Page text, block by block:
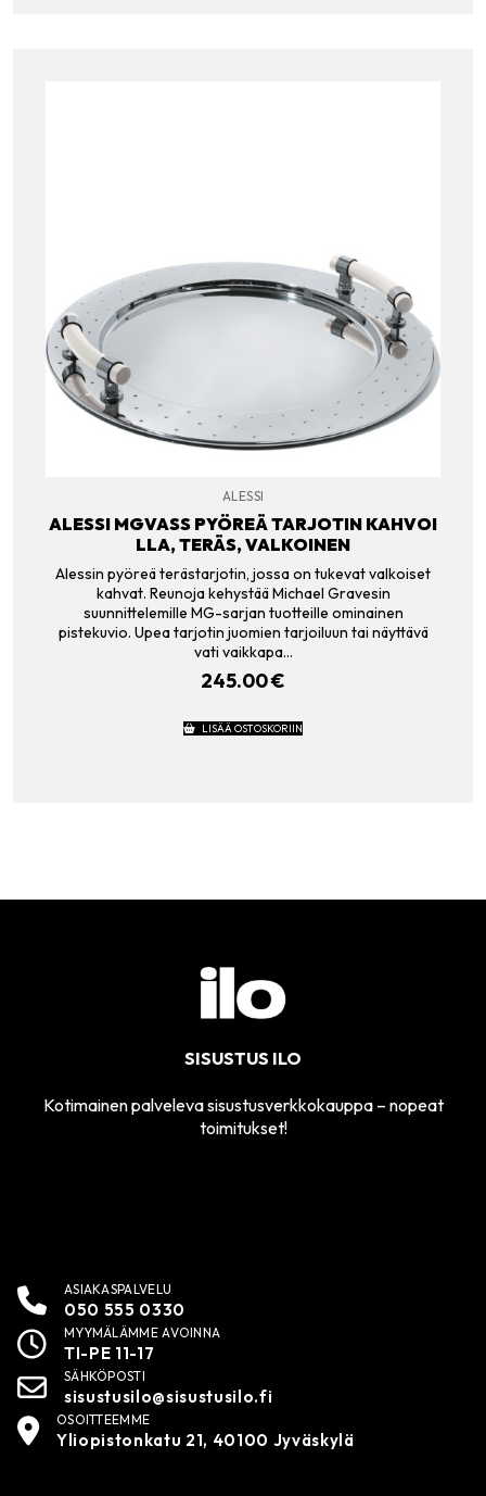
ALESSI
ALESSI MGVASS PYÖREÄ TARJOTIN KAHVOI
LLA, TERÄS, VALKOINEN
Alessin pyöreä terästarjotin, jossa on tukevat valkoiset
kahvat. Reunoja kehystää Michael Gravesin
suunnittelemille MG-sarjan tuotteille ominainen
pistekuvio. Upea tarjotin juomien tarjoiluun tai näyttävä
vati vaikkapa…
245.00€
LISÄÄ OSTOSKORIIN
SISUSTUS ILO
Kotimainen palveleva sisustusverkkokauppa – nopeat
toimitukset!
ASIAKASPALVELU
050 555 0330
MYYMÄLÄMME AVOINNA
TI-PE 11-17
SÄHKÖPOSTI
sisustusilo@sisustusilo.fi
OSOITTEEMME
Yliopistonkatu 21, 40100 Jyväskylä